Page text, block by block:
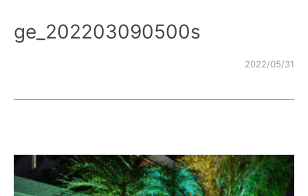
ge_202203090500s
2022/05/31